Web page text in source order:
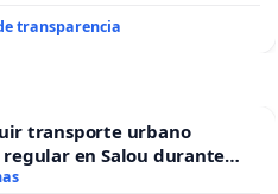
transparencia
transporte urbano
en Salou durante